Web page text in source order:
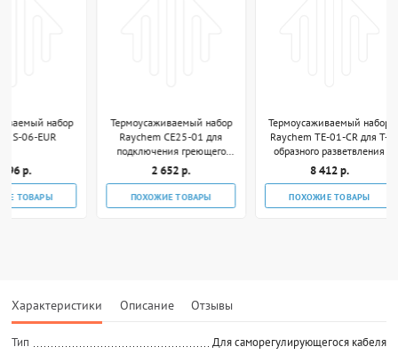
Термоусаживаемый набор
Raychem CE25-01 для
подключения греющего
ПОХОЖИЕ ТОВАРЫ
Термоусаживаемый набор
Raychem TE-01-CR для Т-
образного разветвления
ПОХОЖИЕ ТОВАРЫ
Характеристики Описание Отзывы
Тип
Для саморегулирующегося кабеля